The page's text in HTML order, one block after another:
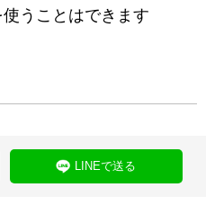
うことはできます
LINEで送る